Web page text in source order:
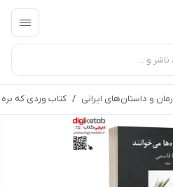
رمان و داستان‌های ایرانی / کتاب وردی که